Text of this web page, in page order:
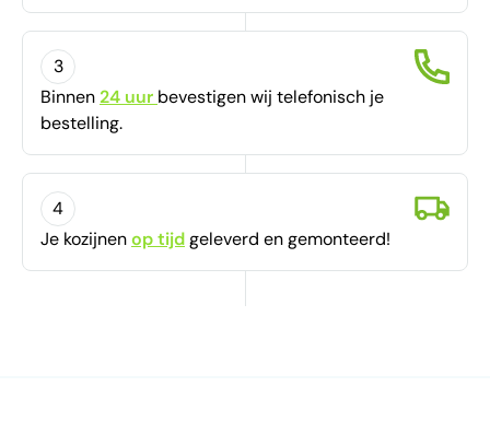
3
Binnen24 uur bevestigenwij telefonisch je
bestelling.
4
Je kozijnenop tijdgeleverd en gemonteerd!